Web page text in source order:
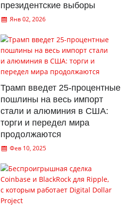
президентские выборы
Янв 02, 2026
Трамп введет 25-процентные
пошлины на весь импорт
стали и алюминия в США:
торги и передел мира
продолжаются
Фев 10, 2025